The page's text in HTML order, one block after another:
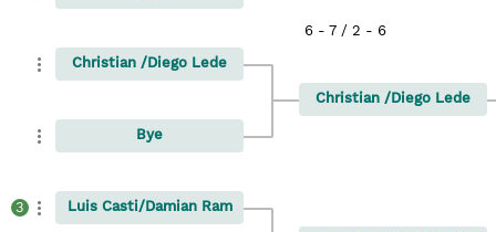
Christian /Diego Lede
Bye
3 Luis Casti/Damian Ram
Christian /Diego Lede
6 - 7 / 2 - 6